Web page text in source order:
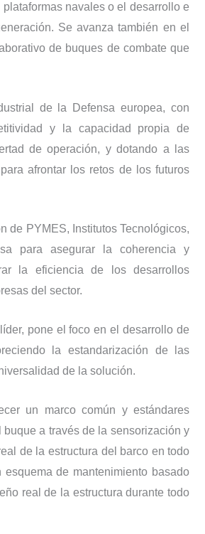
navales o el desarrollo e
Se avanza también en el
de buques de combate que
de la Defensa europea, con
y la capacidad propia de
de operación, y dotando a las
afrontar los retos de los futuros
de PYMES, Institutos Tecnológicos,
para asegurar la coherencia y
la eficiencia de los desarrollos
del sector.
pone el foco en el desarrollo de
la estandarización de las
de la solución.
un marco común y estándares
a través de la sensorización y
de la estructura del barco en todo
de mantenimiento basado
real de la estructura durante todo